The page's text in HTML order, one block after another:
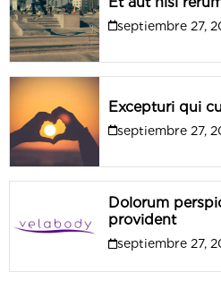
septiembre 27,
Excepturi qui
septiembre 27,
Dolorum
provident
septiembre 27,